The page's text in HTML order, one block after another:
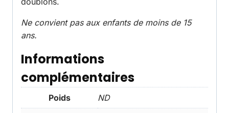
Ne convient pas aux enfants de moins de 15
ans.
Informations
complémentaires
Poids ND